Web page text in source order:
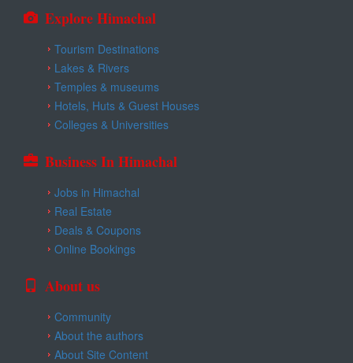
Explore Himachal
Tourism Destinations
Lakes & Rivers
Temples & museums
Hotels, Huts & Guest Houses
Colleges & Universities
Business In Himachal
Jobs in Himachal
Real Estate
Deals & Coupons
Online Bookings
About us
Community
About the authors
About Site Content